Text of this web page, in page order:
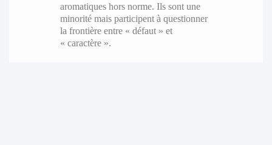
aromatiques hors norme. Ils sont une
minorité mais participent à questionner
la frontière entre « défaut » et
« caractère ».